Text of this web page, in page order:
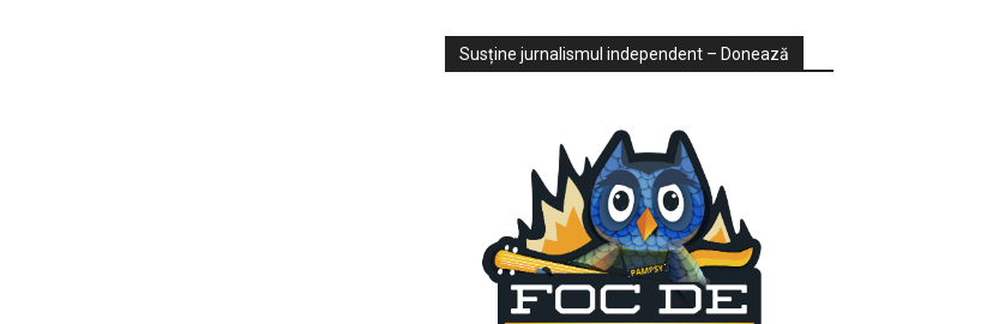
Sondaje
Video
Susține jurnalismul independent – Donează